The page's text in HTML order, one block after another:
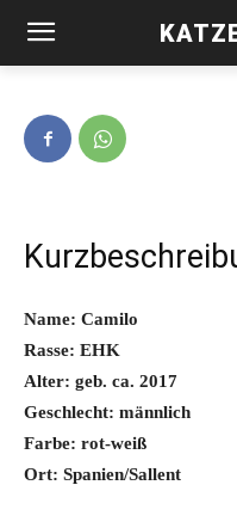
Camilo -vermittelt-
Name: Camilo
Rasse: EHK
Alter: geb. ca. 2017
Geschlecht: männlich
Farbe: rot-weiß
Ort: Spanien/Sallent